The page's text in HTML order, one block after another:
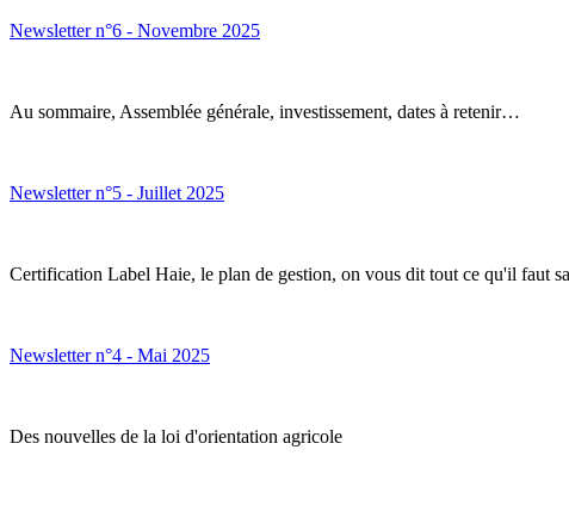
Newsletter n°6 - Novembre 2025
Au sommaire, Assemblée générale, investissement, dates à retenir…
Newsletter n°5 - Juillet 2025
Certification Label Haie, le plan de gestion, on vous dit tout ce qu'il faut
Newsletter n°4 - Mai 2025
Des nouvelles de la loi d'orientation agricole